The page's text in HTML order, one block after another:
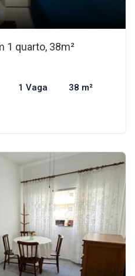
1 quarto, 38m²
1 Vaga 38 m²